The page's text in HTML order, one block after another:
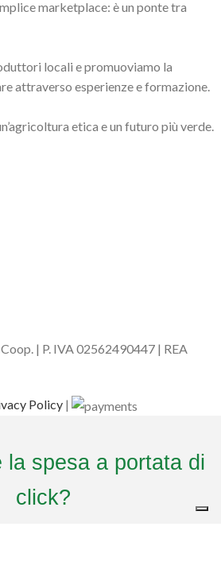
marketplace: è un ponte tra
locali e promuoviamo la
attraverso esperienze e formazione.
etica e un futuro più verde.
| P. IVA 02562490447 | REA
Policy |
la spesa a portata di
click?